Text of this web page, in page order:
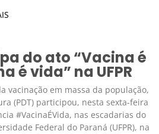
do ato “Vacina é
é vida” na UFPR
vacinação em massa da população,
(PDT) participou, nesta sexta-feira
#VacinaÉVida, nas escadarias do
Federal do Paraná (UFPR), na